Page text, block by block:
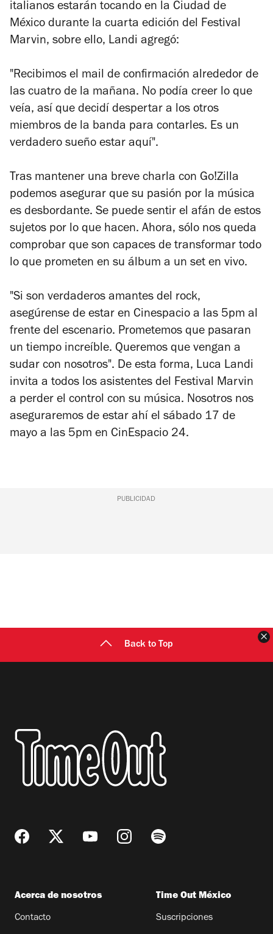
italianos estarán tocando en la Ciudad de
México durante la cuarta edición del Festival
Marvin, sobre ello, Landi agregó:
"Recibimos el mail de confirmación alrededor de
las cuatro de la mañana. No podía creer lo que
veía, así que decidí despertar a los otros
miembros de la banda para contarles. Es un
verdadero sueño estar aquí".
Tras mantener una breve charla con Go!Zilla
podemos asegurar que su pasión por la música
es desbordante. Se puede sentir el afán de estos
sujetos por lo que hacen. Ahora, sólo nos queda
comprobar que son capaces de transformar todo
lo que prometen en su álbum a un set en vivo.
"Si son verdaderos amantes del rock,
asegúrense de estar en Cinespacio a las 5pm al
frente del escenario. Prometemos que pasaran
un tiempo increíble. Queremos que vengan a
sudar con nosotros". De esta forma, Luca Landi
invita a todos los asistentes del Festival Marvin
a perder el control con su música. Nosotros nos
aseguraremos de estar ahí el sábado 17 de
mayo a las 5pm en CinEspacio 24.
PUBLICIDAD
Back to Top
Acerca de nosotros
Contacto
Time Out México
Suscripciones